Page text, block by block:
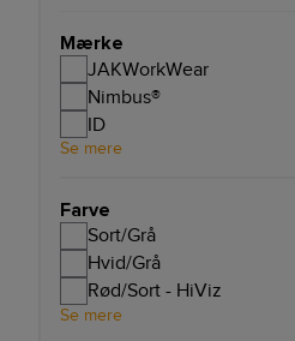
Mærke
JAKWorkWear
Nimbus®
ID
Se mere
Farve
Sort/Grå
Hvid/Grå
Rød/Sort - HiViz
Se mere